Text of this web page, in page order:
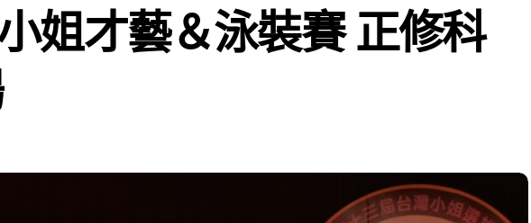
日本愛媛大學跨校合作 並感謝世豐螺絲捐助獎學金
聞焦點 【錦瑟】
剎雲峰寺
姐才藝＆泳裝賽 正修科